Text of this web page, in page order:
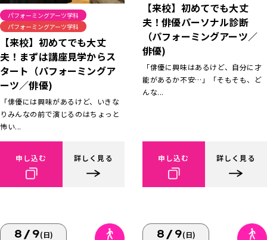
パフォーミングアーツ学科
パフォーミングアーツ学科
【来校】初めてでも大丈
夫！まずは講座見学からス
タート（パフォーミングア
ーツ／俳優)
「俳優には興味があるけど、いきな
りみんなの前で演じるのはちょっと
怖い...
申し込む 詳しく見る
【来校】初めてでも大丈
夫！俳優パーソナル診断
（パフォーミングアーツ／
俳優)
「俳優に興味はあるけど、自分に才
能があるか不安…」「そもそも、ど
んな...
申し込む 詳しく見る
8/9(日) 8/9(日)